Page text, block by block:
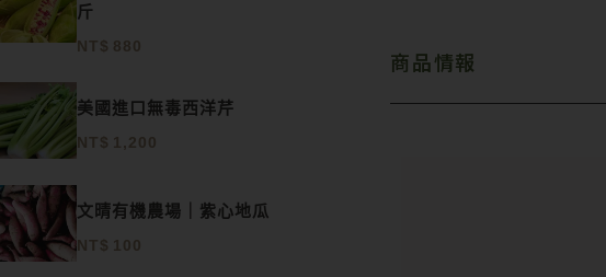
斤
NT$ 880
美國進口無毒西洋芹
NT$ 1,200
文晴有機農場｜紫心地瓜
NT$ 100
商品情報